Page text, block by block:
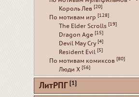
Король Лев [20]
По мотивам игр [128]
The Elder Scrolls [19]
Dragon Age [15]
Devil May Cry [4]
Resident Evil [5]
По мотивам комиксов [80]
Люди Х [56]
ЛитРПГ [1]